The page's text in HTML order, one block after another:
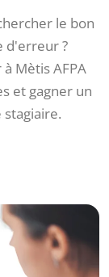
le bon
d'erreur ?
Mètis AFPA
et gagner un